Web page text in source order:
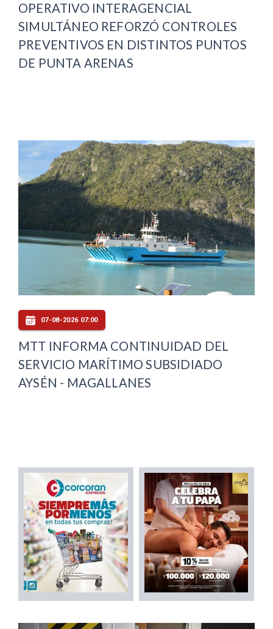
OPERATIVO INTERAGENCIAL
SIMULTÁNEO REFORZÓ CONTROLES
PREVENTIVOS EN DISTINTOS PUNTOS
DE PUNTA ARENAS
07-08-2026 07:00
MTT INFORMA CONTINUIDAD DEL
SERVICIO MARÍTIMO SUBSIDIADO
AYSÉN - MAGALLANES